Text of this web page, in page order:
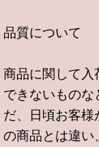
品質について
商品に関して入
できないものな
だ、日頃お客
の商品とは違い